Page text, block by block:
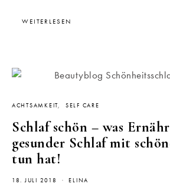
WEITERLESEN
ACHTSAMKEIT SELF CARE
Schlaf schön – was
gesunder Schlaf mit
tun hat!
18. JULI 2018 ELINA